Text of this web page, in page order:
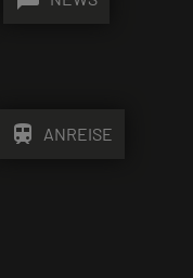
train ANREISE